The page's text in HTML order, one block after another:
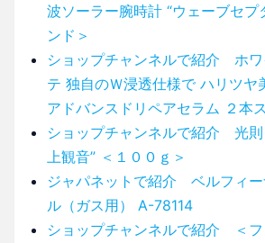
波ソーラー腕時計 “ウェーブセプ
ンド＞
ショップチャンネルで紹介 ホ
テ 独自のＷ浸透仕様で ハリツヤ
アドバンスドリペアセラム ２本
ショップチャンネルで紹介 光則
上観音” ＜１００ｇ＞
ジャパネットで紹介 ベルフィー
ル（ガス用） A-78114
ショップチャンネルで紹介 ＜